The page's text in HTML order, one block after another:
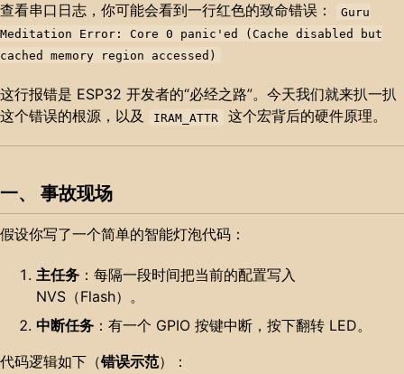
查看串口日志，你可能会看到一行红色的致命错误：
Guru
Meditation Error: Core 0 panic'ed (Cache disabled but
cached memory region accessed)
这行报错是 ESP32 开发者的“必经之路”。今天我们就来扒一扒
这个错误的根源，以及
IRAM_ATTR 这个宏背后的硬件原理。
一、 事故现场
假设你写了一个简单的智能灯泡代码：
主任务 ：每隔一段时间把当前的配置写入
NVS（Flash）。
中断任务 ：有一个 GPIO 按键中断，按下翻转 LED。
代码逻辑如下（错误示范）：